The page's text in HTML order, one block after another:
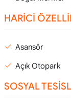
HARİCİ
Asansör
Açık Otopark
SOSYAL